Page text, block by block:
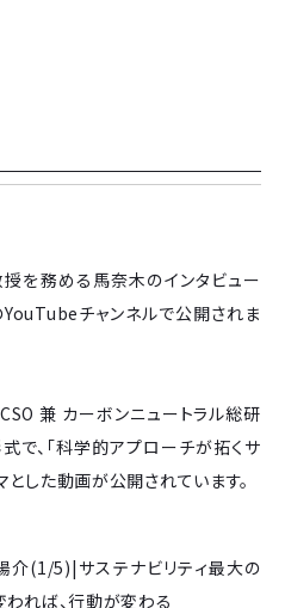
を務める馬奈木のインタビュー
チャンネルで公開されま
兼 カーボンニュートラル総研
で、「科学的アプローチが拓くサ
とした動画が公開されています。
(1/5)|サステナビリティ最大の
れば、行動が変わる